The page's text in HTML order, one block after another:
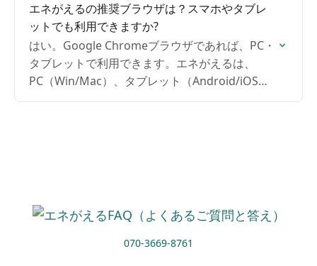
エネがえるの推奨ブラウザは？スマホやタブレ
ットでも利用できますか?
はい。Google Chromeブラウザであれば、PC・
タブレットで利用できます。エネがえるは、
PC（Win/Mac）、タブレット（Android/iOS）
でご利用いただけます。
070-3669-8761